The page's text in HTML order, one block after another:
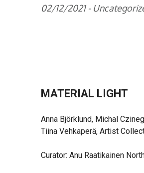
02/12/2021 -
MATERIAL LIGHT
Anna Björklund, Michal
Tiina Vehkaperä, Artist
Curator: Anu Raatikainen